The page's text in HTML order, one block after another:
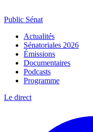
Public Sénat
Actualités
Sénatoriales 2026
Émissions
Documentaires
Podcasts
Programme
Le direct